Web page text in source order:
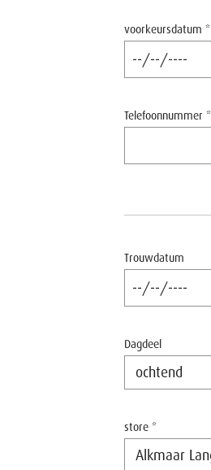
voorkeursdatum *
Telefoonnummer *
Trouwdatum
Dagdeel
store *